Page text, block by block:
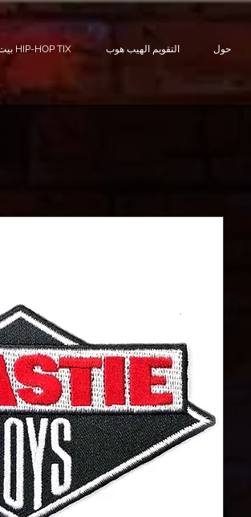
بيت HIP-HOP TIX التقويم الهيب هوب حول